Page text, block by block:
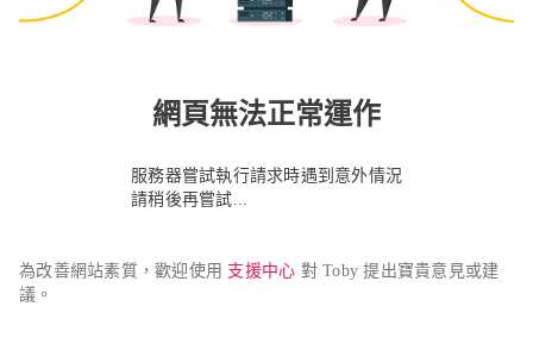
網頁無法正常運作
服務器嘗試執行請求時遇到意外情況
請稍後再嘗試...
為改善網站素質，歡迎使用 支援中心 對 Toby 提出寶貴意見或建
議。